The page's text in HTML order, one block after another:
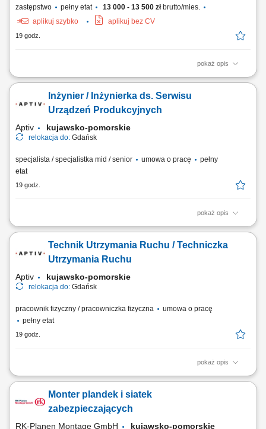
zastępstwo
pełny etat 13 000 - 13 500 złbrutto/mies.
aplikuj szybko
aplikuj bez CV
19 godz.
pokaż opis
Twoje zadania: Prace związane z przygotowaniem i rozkładaniem mat
workowanie nawozów. Obsługa maszyn wykorzystywanych w
gospodarstwie rolnym.
Inżynier / Inżynierka ds. Serwisu
Urządzeń Produkcyjnych
Aptiv kujawsko-pomorskie
relokacja do: Gdańsk
specjalista / specjalistka mid / senior umowa o pracę
pełny
etat
19 godz.
pokaż opis
Zadania Bieżący nadzór nad kondycją technologiczną maszyn i ich
techniczne w celu utrzymania ciągłości procesów. Prowadzenie
konserwacji zapobiegawczej i prewencyjnej aparatury produkcyjnej.
Technik Utrzymania Ruchu / Techniczka
Utrzymania Ruchu
Aptiv kujawsko-pomorskie
relokacja do: Gdańsk
pracownik fizyczny / pracowniczka fizyczna
umowa o pracę
pełny etat
19 godz.
pokaż opis
Zakres obowiązków: zapewnienie ciągłości pracy maszyn i urządzeń
montażowych oraz testujących, szybka reakcja na awarie i problemy
produkcyjne, przygotowywanie maszyn do produkcji oraz przeglądów
Monter plandek i siatek
zabezpieczających
RK-Planen Montage GmbH kujawsko-pomorskie